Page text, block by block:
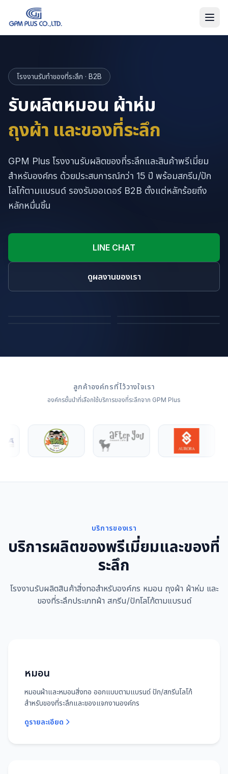
โรงงานรับทำของที่ระลึก · B2B
รับผลิตหมอน ผ้าห่ม
ถุงผ้า และของที่ระลึก
GPM Plus โรงงานรับผลิตของที่ระลึกและสินค้าพรีเมี่ยม
สำหรับองค์กร ด้วยประสบการณ์กว่า 15 ปี พร้อมสกรีน/ปัก
โลโก้ตามแบรนด์ รองรับออเดอร์ B2B ตั้งแต่หลักร้อยถึง
หลักหมื่นชิ้น
LINE CHAT
ดูผลงานของเรา
ลูกค้าองค์กรที่ไว้วางใจเรา
องค์กรชั้นนำที่เลือกใช้บริการของที่ระลึกจาก GPM Plus
บริการของเรา
บริการผลิตของพรีเมี่ยมและของที่
ระลึก
โรงงานรับผลิตสินค้าสิ่งทอสำหรับองค์กร หมอน ถุงผ้า ผ้าห่ม และ
ของที่ระลึกประเภทผ้า สกรีน/ปักโลโก้ตามแบรนด์
หมอน
หมอนผ้าและหมอนสิ่งทอ ออกแบบตามแบรนด์ ปัก/สกรีนโลโก้
สำหรับของที่ระลึกและของแจกงานองค์กร
ดูรายละเอียด